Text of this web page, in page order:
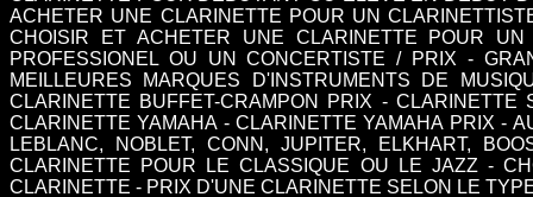
ACHETER UNE CLARINETTE POUR UN
CHOISIR ET ACHETER UNE CLARINETTE POUR UN
PROFESSIONEL OU UN CONCERTISTE / PRIX -
MEILLEURES MARQUES D'INSTRUMENTS DE
CLARINETTE BUFFET-CRAMPON PRIX - CLARINETTE
CLARINETTE YAMAHA-CLARINETTE YAMAHA PRIX -
LEBLANC, NOBLET, CONN, JUPITER, ELKHART,
CLARINETTE POUR LE CLASSIQUE OU LE JAZZ -
CLARINETTE - PRIX D'UNE CLARINETTE SELON LE